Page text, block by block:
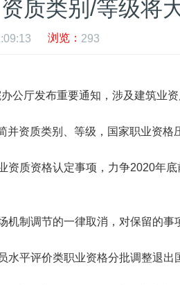
质类别/等级将
浏览： 293
公厅发布重要通知，涉及建筑业
并资质类别、等级，国家职业资格
资质资格认定事项，力争2020年
机制调节的一律取消，对保留的
水平评价类职业资格分批调整退